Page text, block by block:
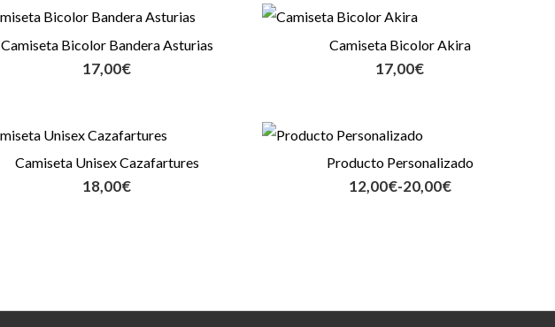
Camiseta Bicolor Bandera Asturias
17,00€
Camiseta Bicolor Akira
17,00€
Camiseta Unisex Cazafartures
18,00€
Producto Personalizado
12,00€-20,00€
Rango
precios:
desde